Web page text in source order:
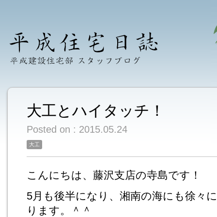
大工とハイタッチ！
Posted on : 2015.05.24
大工
こんにちは、藤沢支店の寺島です！
5月も後半になり、湘南の海にも徐々
ります。＾＾